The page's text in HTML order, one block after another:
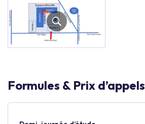
Formules & Prix d’appels